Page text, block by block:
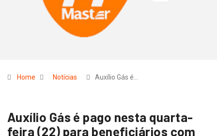
Home Notícias Auxílio Gás é…
Auxílio Gás é pago nesta quarta-
feira (22) para beneficiários com